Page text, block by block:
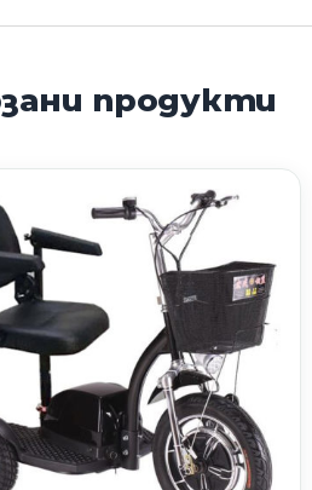
продукти